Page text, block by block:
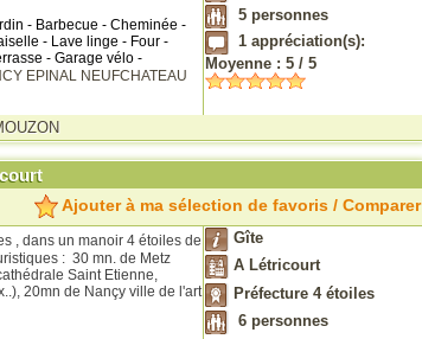
- Barbecue - Cheminée -
- Lave linge - Four -
- Garage vélo -
EPINAL NEUFCHATEAU
5 personnes
1appréciation(s):
Moyenne : 5/ 5
Ajouter à ma sélection de favoris / Comparer
, dans un manoir 4 étoiles de
: 30 mn. de Metz
Saint Etienne,
20mn de Nançy ville de l'art
Gîte
A Létricourt
Préfecture 4 étoiles
6 personnes